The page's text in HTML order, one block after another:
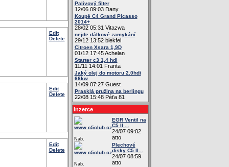
Edit
Delete
Edit
Delete
Edit
Delete
Palivový filter
12/06 09:03 Dany
Koupě C4 Grand Picasso
2014+
28/02 05:31 Vitazwa
nejde dálkové zamykání
29/12 13:52 blekfel
Citroen Xsara 1,9D
01/12 17:45 Achelan
Starter c3 1,4 hdi
11/11 14:01 Franta
Jaký olej do motoru 2.0hdi
66kw
14/09 07:27 Guest
Prasklá pružina na berlingu
22/08 15:48 Péťa 81
Inzerce
Nab.
EGR Ventil na
C5 II ...
24/07 09:02
atto
Nab.
Plechové
disky C5 II...
24/07 08:59
atto